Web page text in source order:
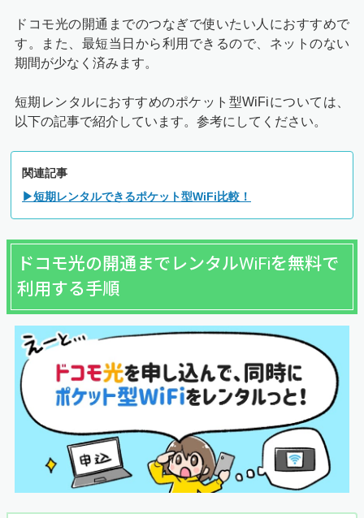
ドコモ光の開通までのつなぎで使いたい人におすすめで
す。また、最短当日から利用できるので、ネットのない
期間が少なく済みます。
短期レンタルにおすすめのポケット型WiFiについては、
以下の記事で紹介しています。参考にしてください。
関連記事
▶短期レンタルできるポケット型WiFi比較！
ドコモ光の開通までレンタルWiFiを無料で
利用する手順